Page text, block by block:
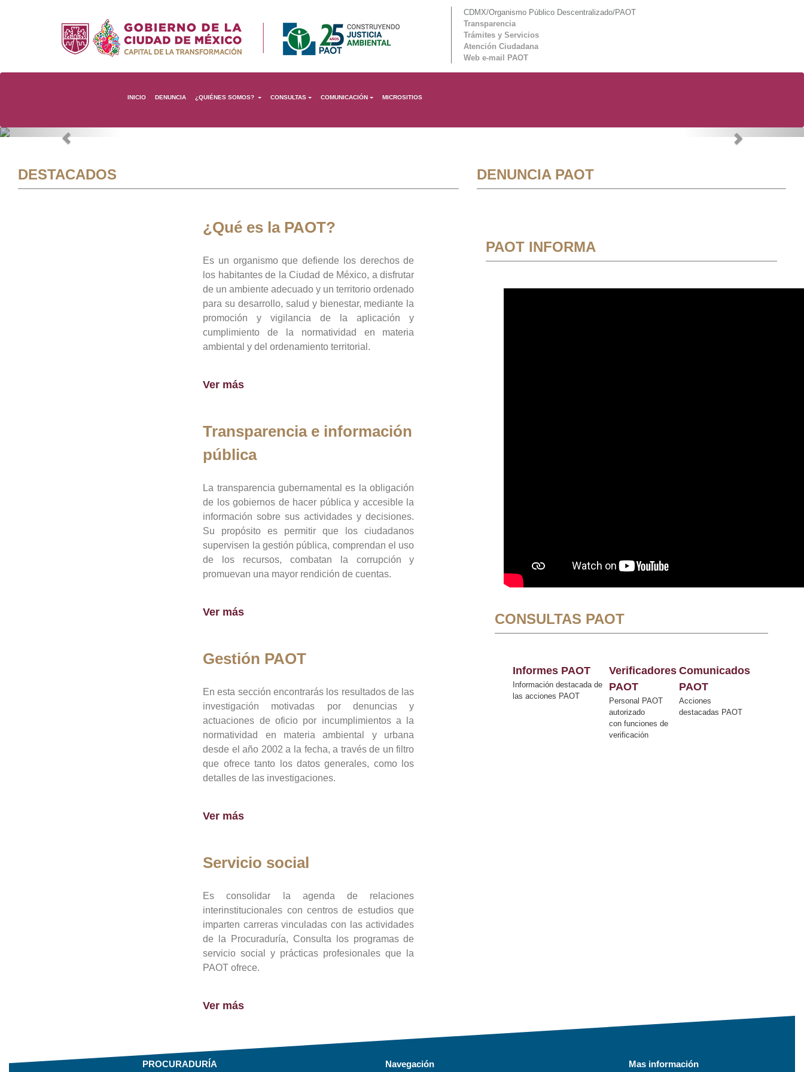
CDMX/Organismo Público Descentralizado/PAOT
Transparencia
Trámites y Servicios
Atención Ciudadana
Web e-mail PAOT
INICIO DENUNCIA ¿QUIÉNES SOMOS? CONSULTAS COMUNICACIÓN MICROSITIOS
Previous Next
DESTACADOS
¿Qué es la PAOT?
Es un organismo que defiende los derechos de
los habitantes de la Ciudad de México, a disfrutar
de un ambiente adecuado y un territorio ordenado
para su desarrollo, salud y bienestar, mediante la
promoción y vigilancia de la aplicación y
cumplimiento de la normatividad en materia
ambiental y del ordenamiento territorial.
Ver más
Transparencia e información
pública
La transparencia gubernamental es la obligación
de los gobiernos de hacer pública y accesible la
información sobre sus actividades y decisiones.
Su propósito es permitir que los ciudadanos
supervisen la gestión pública, comprendan el uso
de los recursos, combatan la corrupción y
promuevan una mayor rendición de cuentas.
Ver más
Gestión PAOT
En esta sección encontrarás los resultados de las
investigación motivadas por denuncias y
actuaciones de oficio por incumplimientos a la
normatividad en materia ambiental y urbana
desde el año 2002 a la fecha, a través de un filtro
que ofrece tanto los datos generales, como los
detalles de las investigaciones.
Ver más
Servicio social
Es consolidar la agenda de relaciones
interinstitucionales con centros de estudios que
imparten carreras vinculadas con las actividades
de la Procuraduría, Consulta los programas de
servicio social y prácticas profesionales que la
PAOT ofrece.
Ver más
DENUNCIA PAOT
PAOT INFORMA
CONSULTAS PAOT
Informes PAOT
Información destacada de
las acciones PAOT
Verificadores
PAOT
Personal PAOT
autorizado
con funciones de
verificación
Comunicados
PAOT
Acciones
destacadas PAOT
PROCURADURÍA Navegación Mas información